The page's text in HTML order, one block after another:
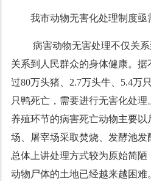
我市动物无害化处理制度亟
病害动物无害处理不仅关
关系到人民群众的身体健康。
过80万头猪、 2.7万头牛、 5.4万
只鸭死亡，需要进行无害化处
养殖环节的病害死亡动物主要
场、屠宰场采取焚烧、发酵池发
总体上讲处理方式较为原始简
动物尸体的土地已经越来越困难